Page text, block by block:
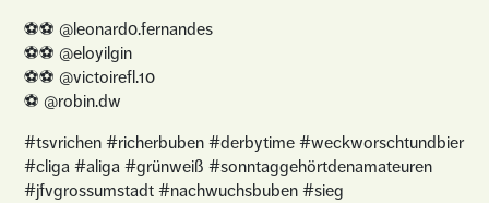
⚽️⚽️ @leonard0.fernandes
⚽️⚽️ @eloyilgin
⚽️⚽️ @victoirefl.10
⚽️ @robin.dw
#tsvrichen #richerbuben #derbytime #weckworschtundbier
#cliga #aliga #grünweiß #sonntaggehörtdenamateuren
#jfvgrossumstadt #nachwuchsbuben #sieg